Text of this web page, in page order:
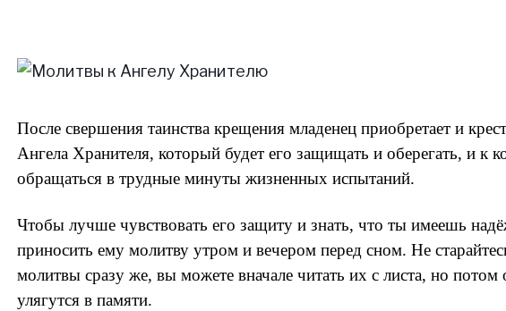
После свершения таинства крещения младенец приобретает и
Ангела Хранителя, который будет его защищать и оберегать, и к
обращаться в трудные минуты жизненных испытаний.
Чтобы лучше чувствовать его защиту и знать, что ты имеешь
приносить ему молитву утром и вечером перед сном. Не
молитвы сразу же, вы можете вначале читать их с листа, но потом
улягутся в памяти.